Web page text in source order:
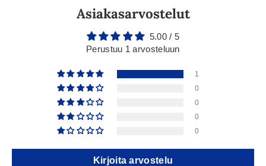
Asiakasarvostelut
5.00 / 5
Perustuu 1 arvosteluun
1
0
0
0
0
Kirjoita arvostelu